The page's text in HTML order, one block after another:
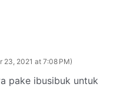
23, 2021 at 7:08 PM
pake ibusibuk untuk